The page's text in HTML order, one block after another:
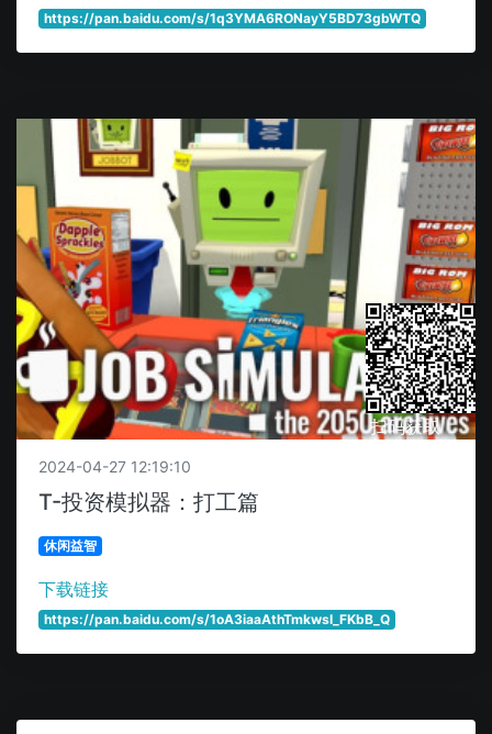
https://pan.baidu.com/s/1q3YMA6RONayY5BD73gbWTQ
扫码获取
2024-04-27 12:19:10
T-投资模拟器：打工篇
休闲益智
下载链接
https://pan.baidu.com/s/1oA3iaaAthTmkwsI_FKbB_Q